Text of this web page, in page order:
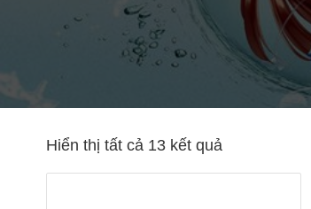
Hiển thị tất cả 13 kết quả